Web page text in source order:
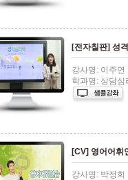
[전자칠판] 성
강사명: 이주연
학과명: 상담심
[CV] 영어어휘
강사명: 박정희